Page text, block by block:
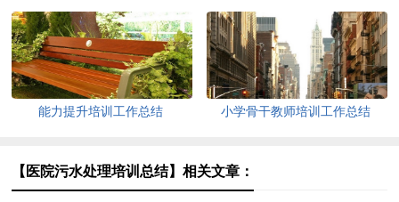
能力提升培训工作总结 小学骨干教师培训工作总结
【医院污水处理培训总结】相关文章：